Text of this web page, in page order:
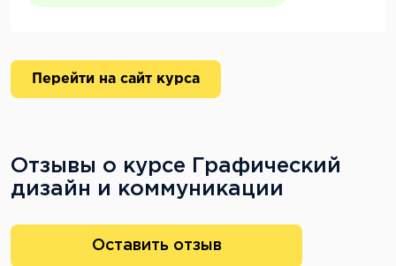
Перейти на сайт курса
Отзывы о курсе Графический
дизайн и коммуникации
Оставить отзыв